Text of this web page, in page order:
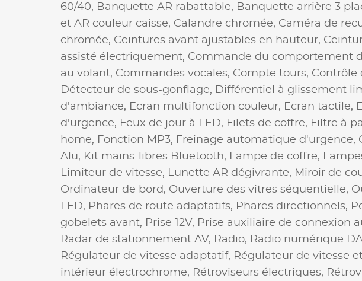
60/40, Banquette AR rabattable, Banquette arrière 3
et AR couleur caisse, Calandre chromée, Caméra de
chromée, Ceintures avant ajustables en hauteur,
assisté électriquement, Commande du comportement
au volant, Commandes vocales, Compte tours, Contrôle
Détecteur de sous-gonflage, Différentiel à glissement
d'ambiance, Ecran multifonction couleur, Ecran tactile,
d'urgence, Feux de jour à LED, Filets de coffre, Filtre à
home, Fonction MP3, Freinage automatique d'urgence,
Alu, Kit mains-libres Bluetooth, Lampe de coffre,
Limiteur de vitesse, Lunette AR dégivrante, Miroir de
Ordinateur de bord, Ouverture des vitres séquentielle,
LED, Phares de route adaptatifs, Phares directionnels,
gobelets avant, Prise 12V, Prise auxiliaire de connexion
Radar de stationnement AV, Radio, Radio numérique
Régulateur de vitesse adaptatif, Régulateur de vitesse
intérieur électrochrome, Rétroviseurs électriques,